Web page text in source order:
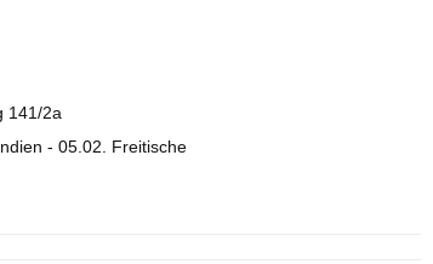
141/2a
- 05.02. Freitische